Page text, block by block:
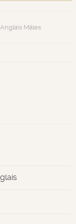
Mâles